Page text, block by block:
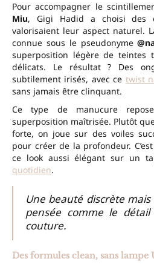
Pour accompagner le
Miu, Gigi Hadid a choisi des
valorisaient leur aspect naturel.
connue sous le pseudonyme
superposition légère de teintes
délicats. Le résultat ? Des
subtilement irisés, avec ce twist
sans jamais être clinquant.
Ce type de manucure
superposition maîtrisée. Plutôt
forte, on joue sur des voiles
pour créer de la profondeur.
ce look aussi élégant sur un
quotidien.
Une beauté discrète
pensée comme le détail
couture.
Des formules clean, sans lampe